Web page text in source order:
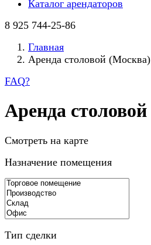
Каталог арендаторов
8 925 744-25-86
Главная
Аренда столовой (Москва)
FAQ?
Аренда столовой
Смотреть на карте
Назначение помещения
Тип сделки